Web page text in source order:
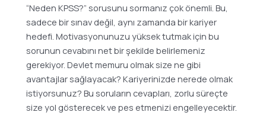
“Neden KPSS?” sorusunu sormanız çok önemli. Bu,
sadece bir sınav değil, aynı zamanda bir kariyer
hedefi. Motivasyonunuzu yüksek tutmak için bu
sorunun cevabını net bir şekilde belirlemeniz
gerekiyor. Devlet memuru olmak size ne gibi
avantajlar sağlayacak? Kariyerinizde nerede olmak
istiyorsunuz? Bu soruların cevapları, zorlu süreçte
size yol gösterecek ve pes etmenizi engelleyecektir.